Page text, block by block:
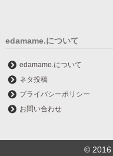
edamame.について
edamame.について
ネタ投稿
プライバシーポリシー
お問い合わせ
© 2016